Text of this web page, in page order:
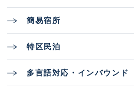
簡易宿所
特区民泊
多言語対応・インバウンド